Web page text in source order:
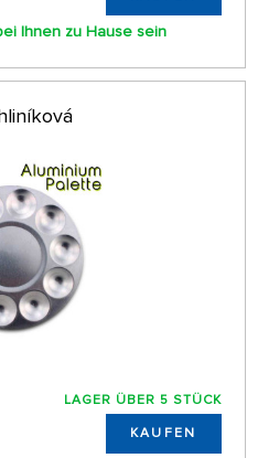
Ihnen zu Hause sein
LAGER ÜBER 5 STÜCK
KAUFEN